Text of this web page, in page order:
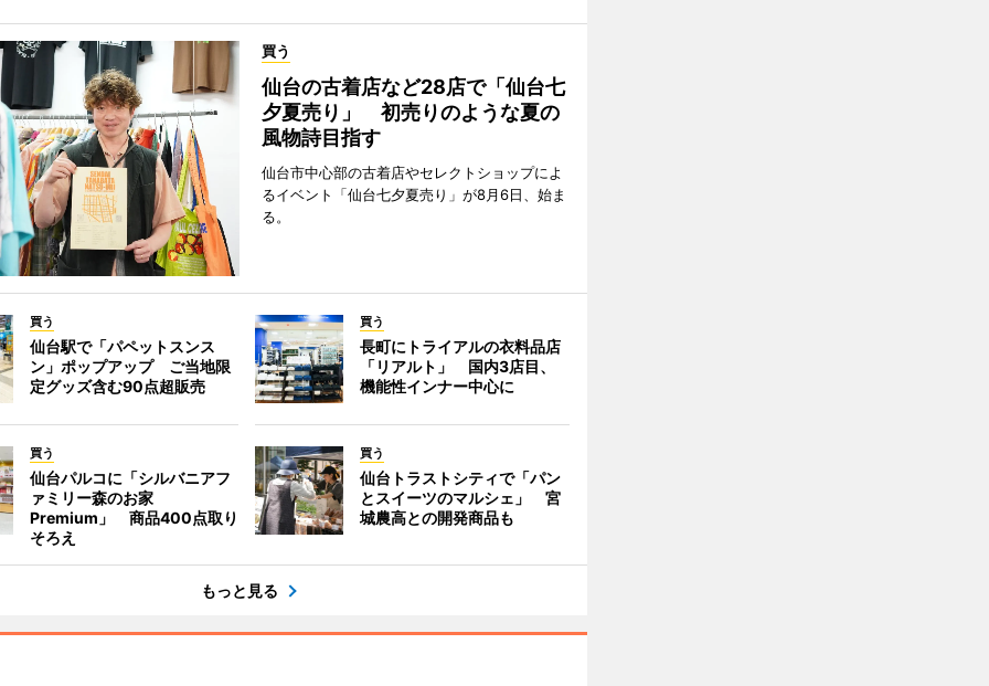
買う
仙台の古着店など28店で「仙台七
夕夏売り」 初売りのような夏の
風物詩目指す
仙台市中心部の古着店やセレクトショップによ
るイベント「仙台七夕夏売り」が8月6日、始ま
る。
買う
仙台駅で「パペットスンス
ン」ポップアップ ご当地限
定グッズ含む90点超販売
買う
長町にトライアルの衣料品店
「リアルト」 国内3店目、
機能性インナー中心に
買う
仙台パルコに「シルバニアフ
ァミリー森のお家
Premium」 商品400点取り
そろえ
買う
仙台トラストシティで「パン
とスイーツのマルシェ」 宮
城農高との開発商品も
もっと見る